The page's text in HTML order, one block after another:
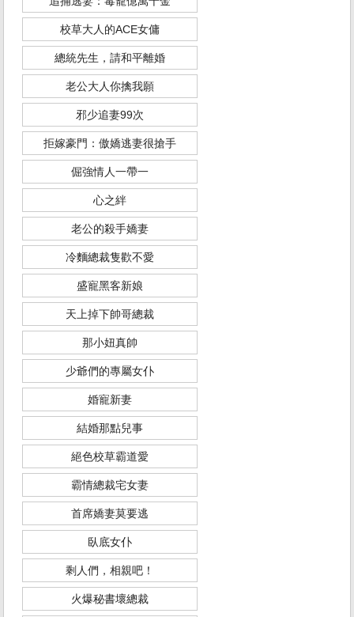
校草大人的ACE女傭
總統先生，請和平離婚
老公大人你擒我願
邪少追妻99次
拒嫁豪門：傲嬌逃妻很搶手
倔強情人一帶一
心之絆
老公的殺手嬌妻
冷麵總裁隻歡不愛
盛寵黑客新娘
天上掉下帥哥總裁
那小妞真帥
少爺們的專屬女仆
婚寵新妻
結婚那點兒事
絕色校草霸道愛
霸情總裁宅女妻
首席嬌妻莫要逃
臥底女仆
剩人們，相親吧！
火爆秘書壞總裁